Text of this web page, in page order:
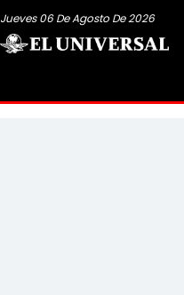
Jueves 06 De Agosto De 2026